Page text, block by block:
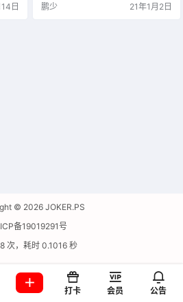
日
速度比 Github 原生用的亚马逊 CD
鹏少 21年1月2日
© 2026 JOKER.PS
备19019291号
次，耗时 0.1016 秒
打卡 会员 公告